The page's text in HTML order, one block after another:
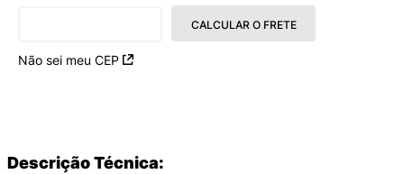
Não sei meu CEP
CALCULAR O FRETE
Descrição Técnica: